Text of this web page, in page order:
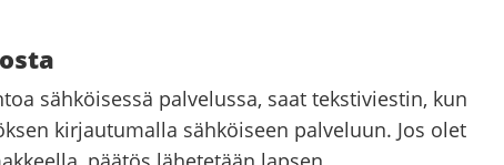
sähköisessä palvelussa, saat tekstiviestin, kun
kirjautumalla sähköiseen palveluun. Jos olet